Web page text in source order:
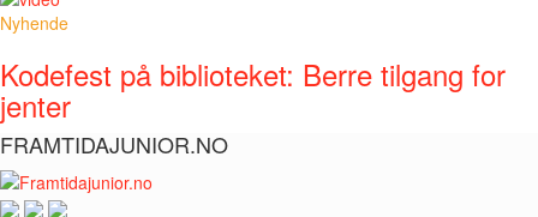
Nyhende
Kodefest på biblioteket: Berre tilgang for
jenter
FRAMTIDAJUNIOR.NO